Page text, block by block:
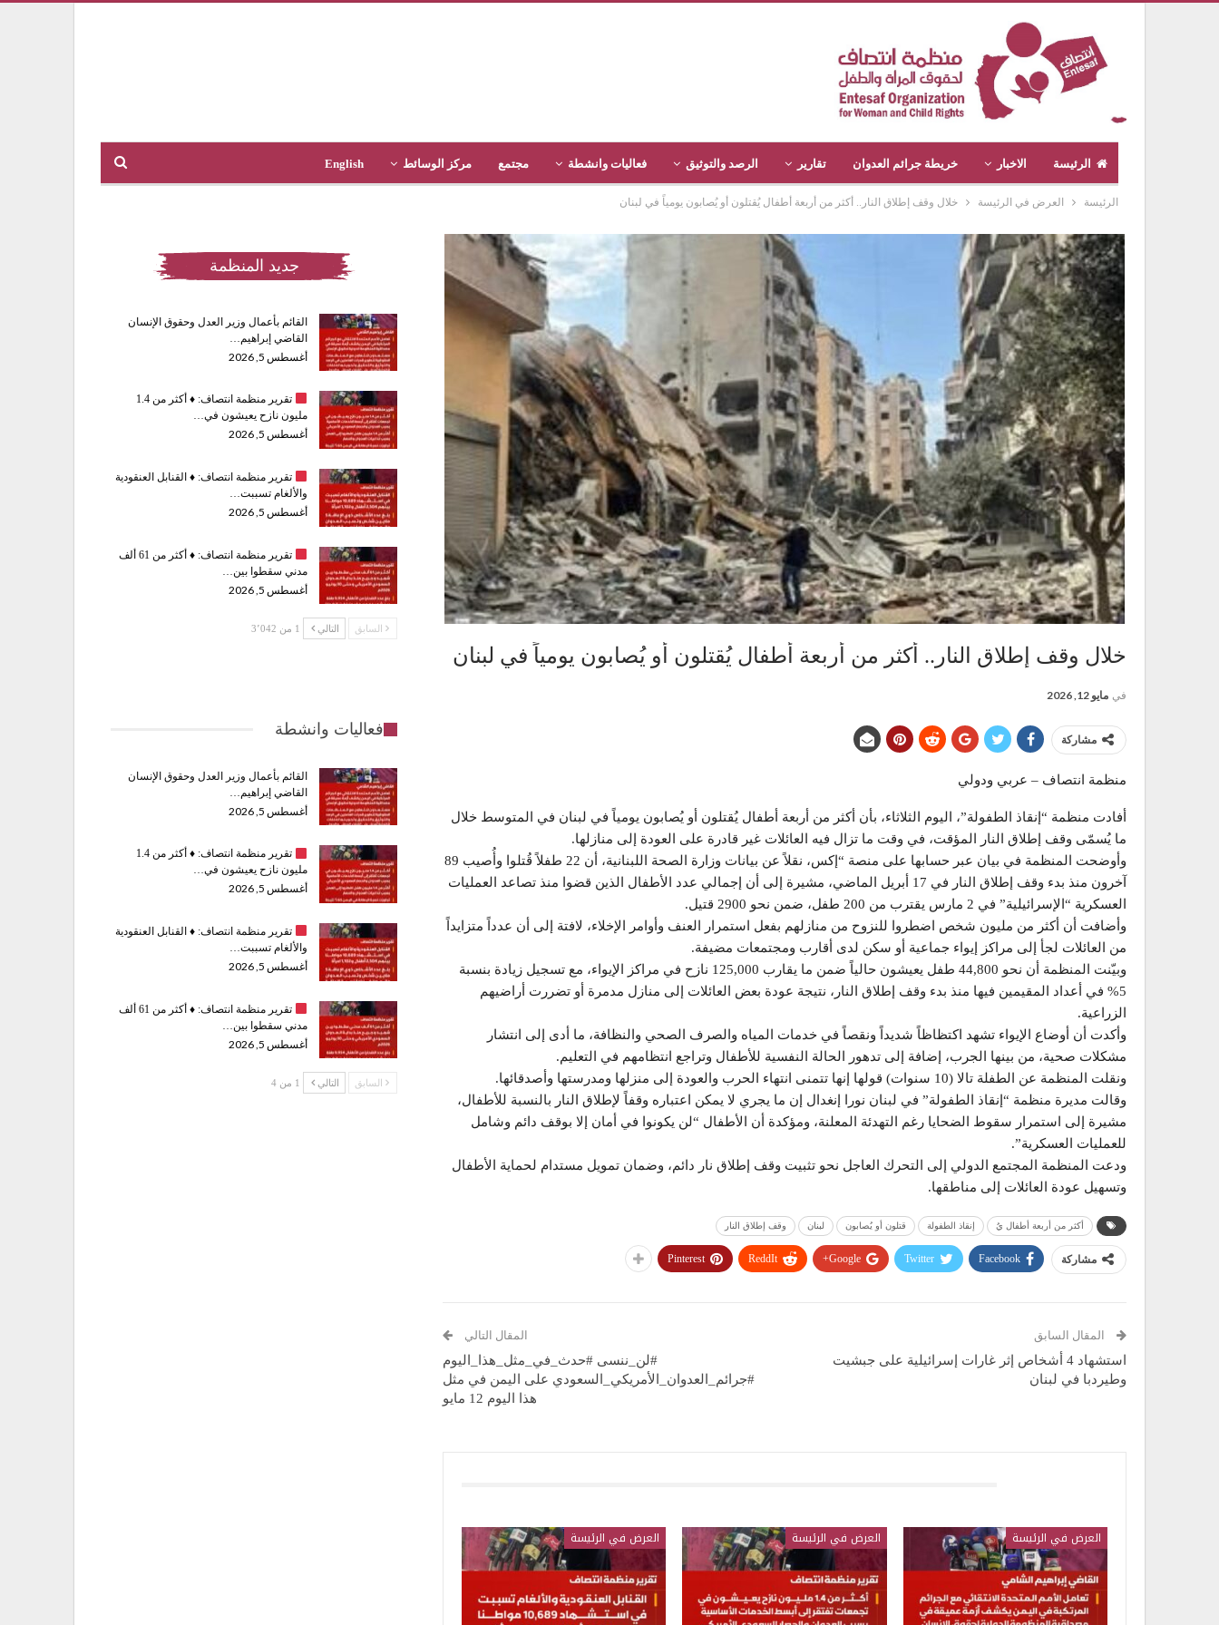
الرئيسة الاخبار خريطة جرائم العدوان تقارير الرصد والتوثيق فعاليات وانشطة مجتمع مركز الوسائط English
الرئيسة العرض في الرئيسة خلال وقف إطلاق النار.. أكثر من أربعة أطفال يُقتلون أو يُصابون يومياً في لبنان
خلال وقف إطلاق النار.. أكثر من أربعة أطفال يُقتلون أو يُصابون يومياً في لبنان
في مايو 12, 2026
مشاركة
منظمة انتصاف – عربي ودولي
أفادت منظمة “إنقاذ الطفولة”، اليوم الثلاثاء، بأن أكثر من أربعة أطفال يُقتلون أو يُصابون يومياً في لبنان في المتوسط خلال
ما يُسمّى وقف إطلاق النار المؤقت، في وقت ما تزال فيه العائلات غير قادرة على العودة إلى منازلها.
وأوضحت المنظمة في بيان عبر حسابها على منصة “إكس، نقلاً عن بيانات وزارة الصحة اللبنانية، أن 22 طفلاً قُتلوا وأُصيب 89
آخرون منذ بدء وقف إطلاق النار في 17 أبريل الماضي، مشيرة إلى أن إجمالي عدد الأطفال الذين قضوا منذ تصاعد العمليات
العسكرية “الإسرائيلية” في 2 مارس يقترب من 200 طفل، ضمن نحو 2900 قتيل.
وأضافت أن أكثر من مليون شخص اضطروا للنزوح من منازلهم بفعل استمرار العنف وأوامر الإخلاء، لافتة إلى أن عدداً متزايداً
من العائلات لجأ إلى مراكز إيواء جماعية أو سكن لدى أقارب ومجتمعات مضيفة.
وبيّنت المنظمة أن نحو 44,800 طفل يعيشون حالياً ضمن ما يقارب 125,000 نازح في مراكز الإيواء، مع تسجيل زيادة بنسبة
5% في أعداد المقيمين فيها منذ بدء وقف إطلاق النار، نتيجة عودة بعض العائلات إلى منازل مدمرة أو تضررت أراضيهم
الزراعية.
وأكدت أن أوضاع الإيواء تشهد اكتظاظاً شديداً ونقصاً في خدمات المياه والصرف الصحي والنظافة، ما أدى إلى انتشار
مشكلات صحية، من بينها الجرب، إضافة إلى تدهور الحالة النفسية للأطفال وتراجع انتظامهم في التعليم.
ونقلت المنظمة عن الطفلة تالا (10 سنوات) قولها إنها تتمنى انتهاء الحرب والعودة إلى منزلها ومدرستها وأصدقائها.
وقالت مديرة منظمة “إنقاذ الطفولة” في لبنان نورا إنغدال إن ما يجري لا يمكن اعتباره وقفاً لإطلاق النار بالنسبة للأطفال،
مشيرة إلى استمرار سقوط الضحايا رغم التهدئة المعلنة، ومؤكدة أن الأطفال “لن يكونوا في أمان إلا بوقف دائم وشامل
للعمليات العسكرية”.
ودعت المنظمة المجتمع الدولي إلى التحرك العاجل نحو تثبيت وقف إطلاق نار دائم، وضمان تمويل مستدام لحماية الأطفال
وتسهيل عودة العائلات إلى مناطقها.
أكثر من أربعة أطفال يُ إنقاذ الطفولة قتلون أو يُصابون لبنان وقف إطلاق النار
مشاركة Facebook
Twitter
Google+
ReddIt
Pinterest
المقال السابق
استشهاد 4 أشخاص إثر غارات إسرائيلية على جبشيت
وطيردبا في لبنان
المقال التالي
#لن_ننسى #حدث_في_مثل_هذا_اليوم
#جرائم_العدوان_الأمريكي_السعودي على اليمن في مثل
هذا اليوم 12 مايو
العرض في الرئيسة العرض في الرئيسة العرض في الرئيسة
جديد المنظمة
القائم بأعمال وزير العدل وحقوق الإنسان
القاضي إبراهيم…
أغسطس 5, 2026
تقرير منظمة انتصاف: ♦️
أكثر من 1.4
مليون نازح يعيشون في…
أغسطس 5, 2026
تقرير منظمة انتصاف: ♦️القنابل العنقودية
والألغام تسببت…
أغسطس 5, 2026
تقرير منظمة انتصاف: ♦️
أكثر من 61 ألف
مدني سقطوا بين…
أغسطس 5, 2026
السابق التالي 1 من 3٬042
فعاليات وانشطة
القائم بأعمال وزير العدل وحقوق الإنسان
القاضي إبراهيم…
أغسطس 5, 2026
تقرير منظمة انتصاف: ♦️
أكثر من 1.4
مليون نازح يعيشون في…
أغسطس 5, 2026
تقرير منظمة انتصاف: ♦️القنابل العنقودية
والألغام تسببت…
أغسطس 5, 2026
تقرير منظمة انتصاف: ♦️
أكثر من 61 ألف
مدني سقطوا بين…
أغسطس 5, 2026
السابق التالي 1 من 4